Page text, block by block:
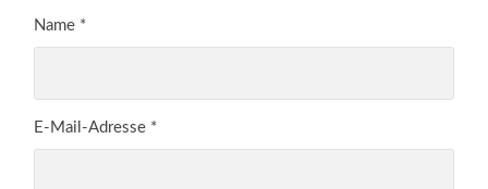
Name *
E-Mail-Adresse *